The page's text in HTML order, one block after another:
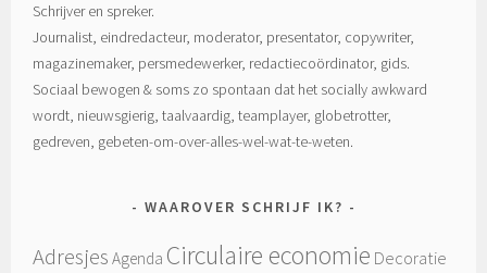
Schrijver en spreker.
Journalist, eindredacteur, moderator, presentator, copywriter,
magazinemaker, persmedewerker, redactiecoördinator, gids.
Sociaal bewogen & soms zo spontaan dat het socially awkward
wordt, nieuwsgierig, taalvaardig, teamplayer, globetrotter,
gedreven, gebeten-om-over-alles-wel-wat-te-weten.
WAAROVER SCHRIJF IK?
Adresjes Agenda Circulaire economie Decoratie